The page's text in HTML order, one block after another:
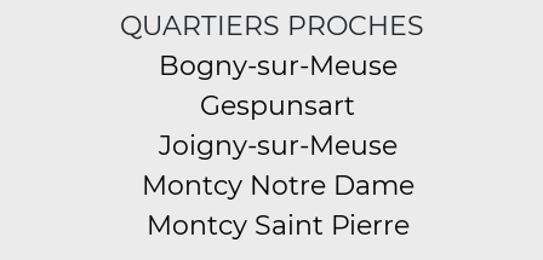
QUARTIERS PROCHES
Bogny-sur-Meuse
Gespunsart
Joigny-sur-Meuse
Montcy Notre Dame
Montcy Saint Pierre